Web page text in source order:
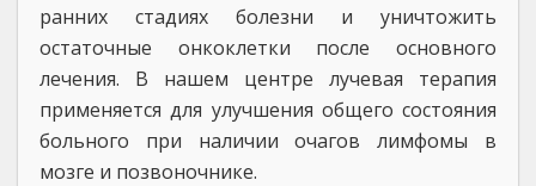
ранних стадиях болезни и уничтожить
остаточные онкоклетки после основного
лечения. В нашем центре лучевая терапия
применяется для улучшения общего состояния
больного при наличии очагов лимфомы в
мозге и позвоночнике.